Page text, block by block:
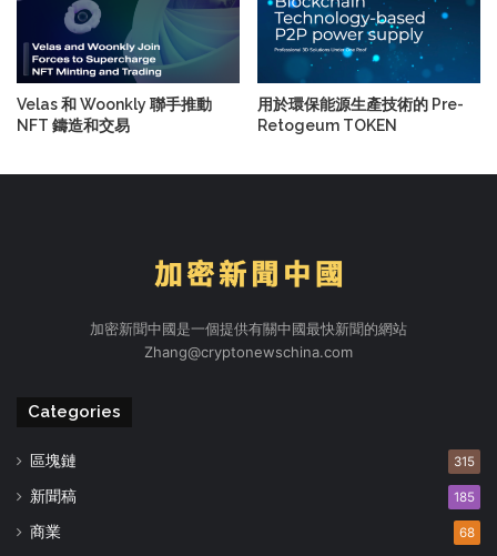
Velas 和 Woonkly 聯手推動
NFT 鑄造和交易
用於環保能源生產技術的 Pre-
Retogeum TOKEN
加密新聞中國是一個提供有關中國最快新聞的網站
Zhang@cryptonewschina.com
Categories
區塊鏈 315
新聞稿 185
商業 68